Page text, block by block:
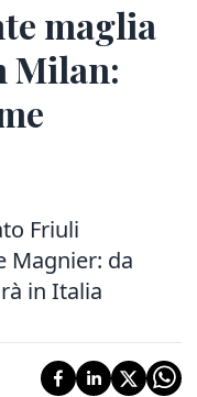
maglia
Milan:
Friuli
Magnier: da
in Italia